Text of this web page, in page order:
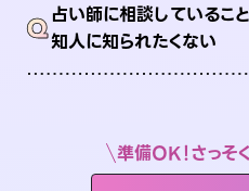
Q占い師に相談しているこ
知人に知られたくない
準備OK！さっそ